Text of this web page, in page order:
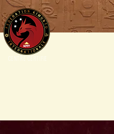
CENTRE CERTIFIE